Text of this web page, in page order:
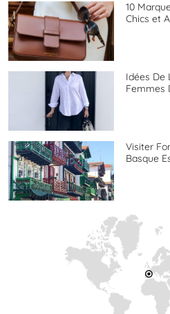
10
Chics et
Idées De
Femmes
Visiter
Basque